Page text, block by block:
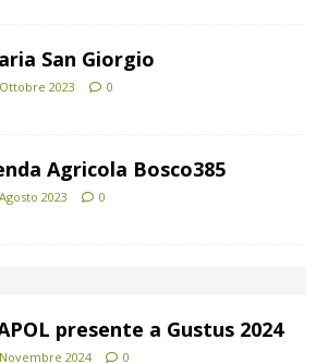
San Giorgio
2023 0
Agricola Bosco385
2023 0
presente a Gustus 2024
2024 0